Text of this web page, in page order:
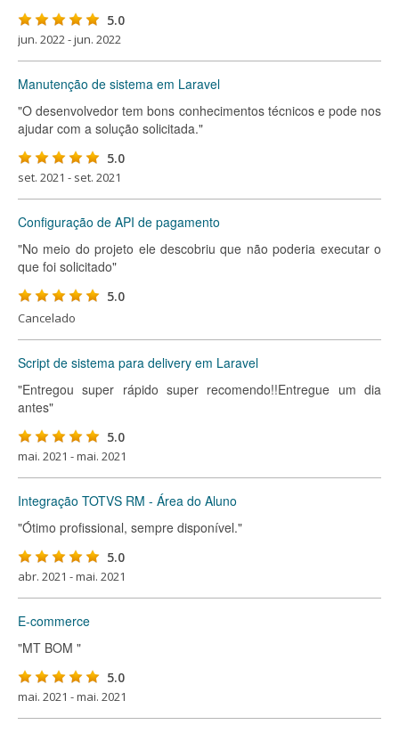
5.0
jun. 2022 - jun. 2022
Manutenção de sistema em Laravel
"O desenvolvedor tem bons conhecimentos técnicos e pode nos
ajudar com a solução solicitada."
5.0
set. 2021 - set. 2021
Configuração de API de pagamento
"No meio do projeto ele descobriu que não poderia executar o
que foi solicitado"
5.0
Cancelado
Script de sistema para delivery em Laravel
"Entregou super rápido super recomendo!!Entregue um dia
antes"
5.0
mai. 2021 - mai. 2021
Integração TOTVS RM - Área do Aluno
"Ótimo profissional, sempre disponível."
5.0
abr. 2021 - mai. 2021
E-commerce
"MT BOM "
5.0
mai. 2021 - mai. 2021